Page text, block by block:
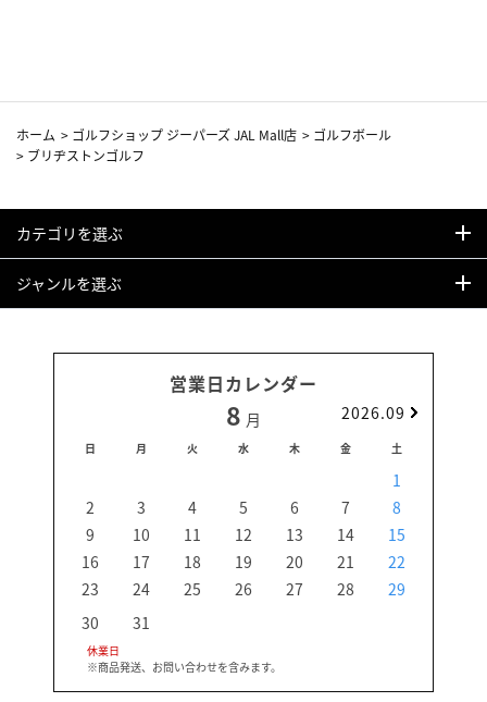
ホーム > ゴルフショップ ジーパーズ JAL Mall店 > ゴルフボール
> ブリヂストンゴルフ
カテゴリを選ぶ
ジャンルを選ぶ
営業日カレンダー
8 月 2026.09
日 月 火 水 木 金 土
1
2
3 4 5 6 7
8
9
10 11 12 13 14
15
16
17 18 19 20 21
22
23
24 25 26 27 28
29
30
31
休業日
※商品発送、お問い合わせを含みます。